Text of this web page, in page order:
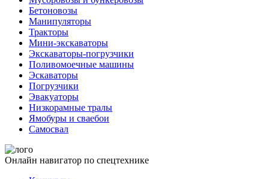
Бетоновозы
Манипуляторы
Тракторы
Мини-экскаваторы
Экскаваторы-погрузчики
Поливомоечные машины
Эскаваторы
Погрузчики
Эвакуаторы
Низкорамные тралы
Ямобуры и сваебои
Самосвал
Онлайн навигатор по спецтехнике